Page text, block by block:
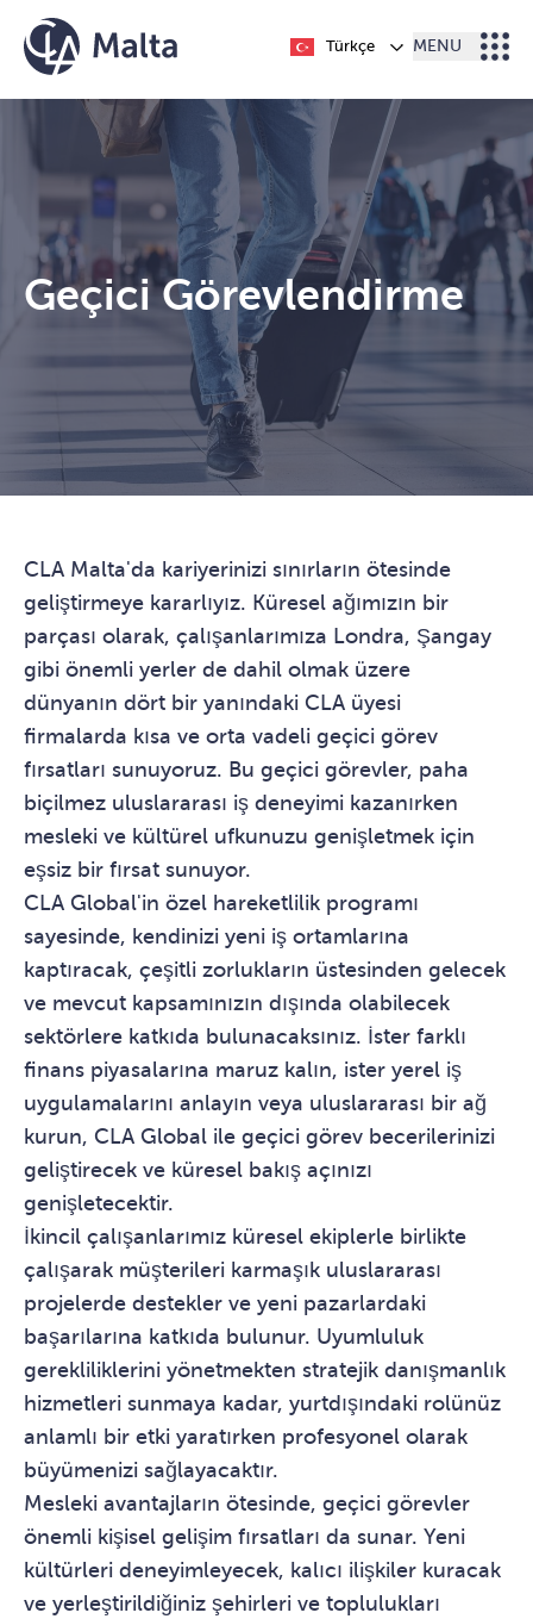
İçeriğe geç
Türkçe MENU
Geçici Görevlendirme
CLA Malta'da kariyerinizi sınırların ötesinde
geliştirmeye kararlıyız. Küresel ağımızın bir
parçası olarak, çalışanlarımıza Londra, Şangay
gibi önemli yerler de dahil olmak üzere
dünyanın dört bir yanındaki CLA üyesi
firmalarda kısa ve orta vadeli geçici görev
fırsatları sunuyoruz. Bu geçici görevler, paha
biçilmez uluslararası iş deneyimi kazanırken
mesleki ve kültürel ufkunuzu genişletmek için
eşsiz bir fırsat sunuyor.
CLA Global'in özel hareketlilik programı
sayesinde, kendinizi yeni iş ortamlarına
kaptıracak, çeşitli zorlukların üstesinden gelecek
ve mevcut kapsamınızın dışında olabilecek
sektörlere katkıda bulunacaksınız. İster farklı
finans piyasalarına maruz kalın, ister yerel iş
uygulamalarını anlayın veya uluslararası bir ağ
kurun, CLA Global ile geçici görev becerilerinizi
geliştirecek ve küresel bakış açınızı
genişletecektir.
İkincil çalışanlarımız küresel ekiplerle birlikte
çalışarak müşterileri karmaşık uluslararası
projelerde destekler ve yeni pazarlardaki
başarılarına katkıda bulunur. Uyumluluk
gerekliliklerini yönetmekten stratejik danışmanlık
hizmetleri sunmaya kadar, yurtdışındaki rolünüz
anlamlı bir etki yaratırken profesyonel olarak
büyümenizi sağlayacaktır.
Mesleki avantajların ötesinde, geçici görevler
önemli kişisel gelişim fırsatları da sunar. Yeni
kültürleri deneyimleyecek, kalıcı ilişkiler kuracak
ve yerleştirildiğiniz şehirleri ve toplulukları